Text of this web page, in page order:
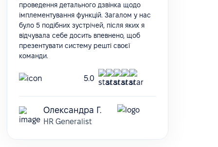
проведення детального дзвінка щодо
імплементування функцій. Загалом у нас
було 5 подібних зустрічей, після яких я
відчувала себе досить впевнено, щоб
презентувати систему решті своєї
команди.
5.0
Олександра Г.
HR Generalist